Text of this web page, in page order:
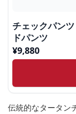
チェックパン
ドパンツ
¥9,880
伝統的なタータン